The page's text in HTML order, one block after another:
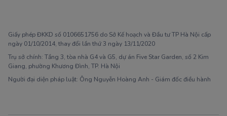
Giấy phép ĐKKD số 0106651756 do Sở Kế hoạch và Đầu tư TP Hà Nội cấp
ngày 01/10/2014, thay đổi lần thứ 3 ngày 13/11/2020
Trụ sở chính: Tầng 3, tòa nhà G4 và G5, dự án Five Star Garden, số 2 Kim
Giang, phường Khương Đình, TP. Hà Nội
Người đại diện pháp luật: Ông Nguyễn Hoàng Anh - Giám đốc điều hành